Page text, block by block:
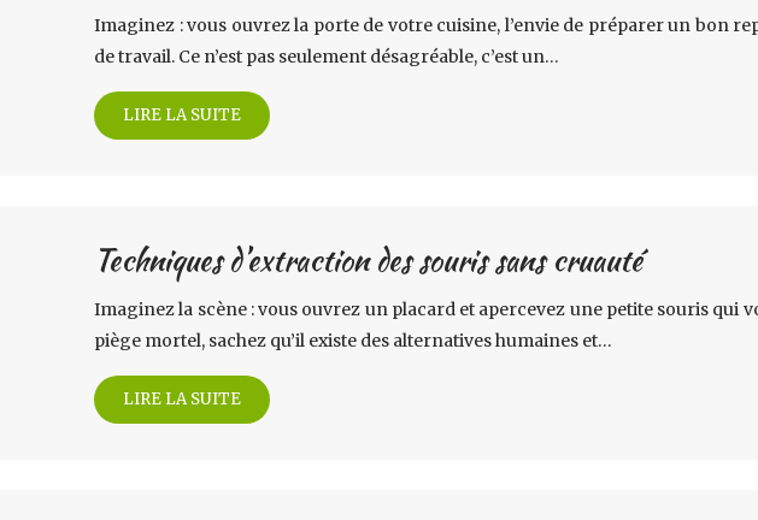
Imaginez : vous ouvrez la porte de votre cuisine, l’envie de préparer un bon
de travail. Ce n’est pas seulement désagréable, c’est un…
LIRE LA SUITE
Techniques d’extraction des souris sans cruauté
Imaginez la scène : vous ouvrez un placard et apercevez une petite souris
piège mortel, sachez qu’il existe des alternatives humaines et…
LIRE LA SUITE